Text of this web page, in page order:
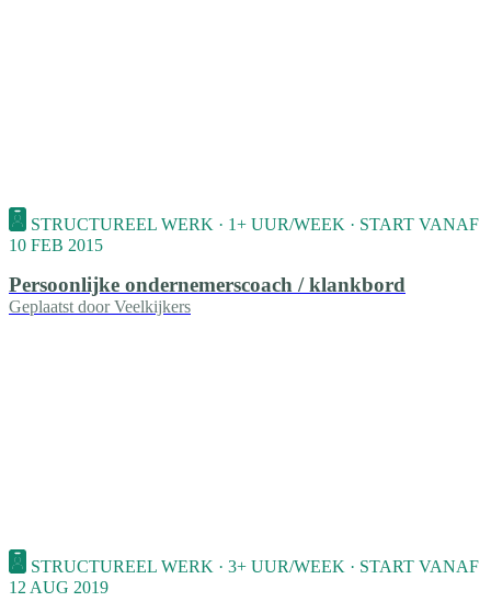
STRUCTUREEL WERK · 1+ UUR/WEEK · START VANAF
10 FEB 2015
Persoonlijke ondernemerscoach / klankbord
Geplaatst door Veelkijkers
STRUCTUREEL WERK · 3+ UUR/WEEK · START VANAF
12 AUG 2019